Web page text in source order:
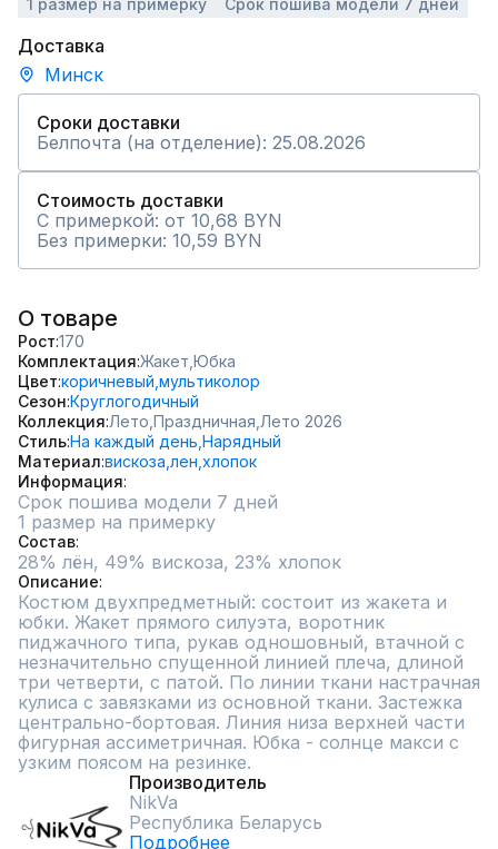
1 размер на примерку Срок пошива модели 7 дней
Доставка
Минск
Сроки доставки
Белпочта (на отделение): 25.08.2026
Стоимость доставки
С примеркой: от 10,68 BYN
Без примерки: 10,59 BYN
О товаре
Рост 170
Комплектация Жакет, Юбка
Цвет коричневый, мультиколор
Сезон Круглогодичный
Коллекция Лето, Праздничная, Лето 2026
СтильНа каждый день, Нарядный
Материал вискоза, лен, хлопок
Информация
Срок пошива модели 7 дней
1 размер на примерку
Состав
Описание
Костюм двухпредметный: состоит из жакета и
юбки. Жакет прямого силуэта, воротник
пиджачного типа, рукав одношовный, втачной с
незначительно спущенной линией плеча, длиной
три четверти, с патой. По линии ткани настрачная
кулиса с завязками из основной ткани. Застежка
центрально-бортовая. Линия низа верхней части
фигурная ассиметричная. Юбка - солнце макси с
узким поясом на резинке.
Производитель
NikVa
Республика Беларусь
Подробнее